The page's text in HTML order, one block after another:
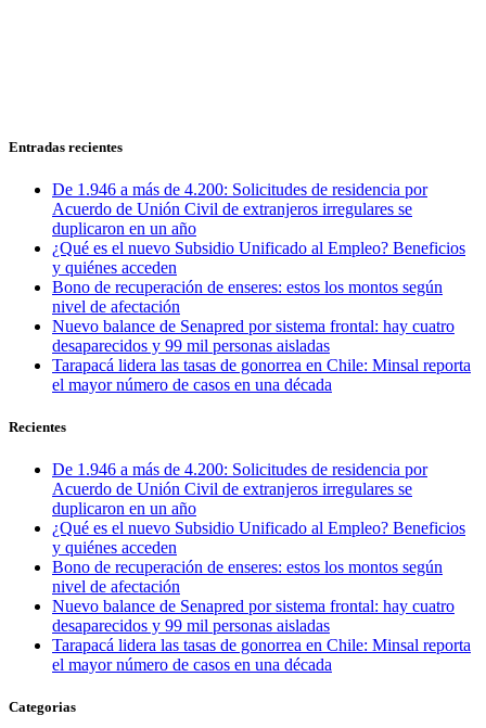
Entradas recientes
De 1.946 a más de 4.200: Solicitudes de residencia por
Acuerdo de Unión Civil de extranjeros irregulares se
duplicaron en un año
¿Qué es el nuevo Subsidio Unificado al Empleo? Beneficios
y quiénes acceden
Bono de recuperación de enseres: estos los montos según
nivel de afectación
Nuevo balance de Senapred por sistema frontal: hay cuatro
desaparecidos y 99 mil personas aisladas
Tarapacá lidera las tasas de gonorrea en Chile: Minsal reporta
el mayor número de casos en una década
Recientes
De 1.946 a más de 4.200: Solicitudes de residencia por
Acuerdo de Unión Civil de extranjeros irregulares se
duplicaron en un año
¿Qué es el nuevo Subsidio Unificado al Empleo? Beneficios
y quiénes acceden
Bono de recuperación de enseres: estos los montos según
nivel de afectación
Nuevo balance de Senapred por sistema frontal: hay cuatro
desaparecidos y 99 mil personas aisladas
Tarapacá lidera las tasas de gonorrea en Chile: Minsal reporta
el mayor número de casos en una década
Categorias